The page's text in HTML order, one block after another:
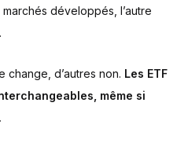
développés, l’autre
change, d’autres non. Les ETF
même si